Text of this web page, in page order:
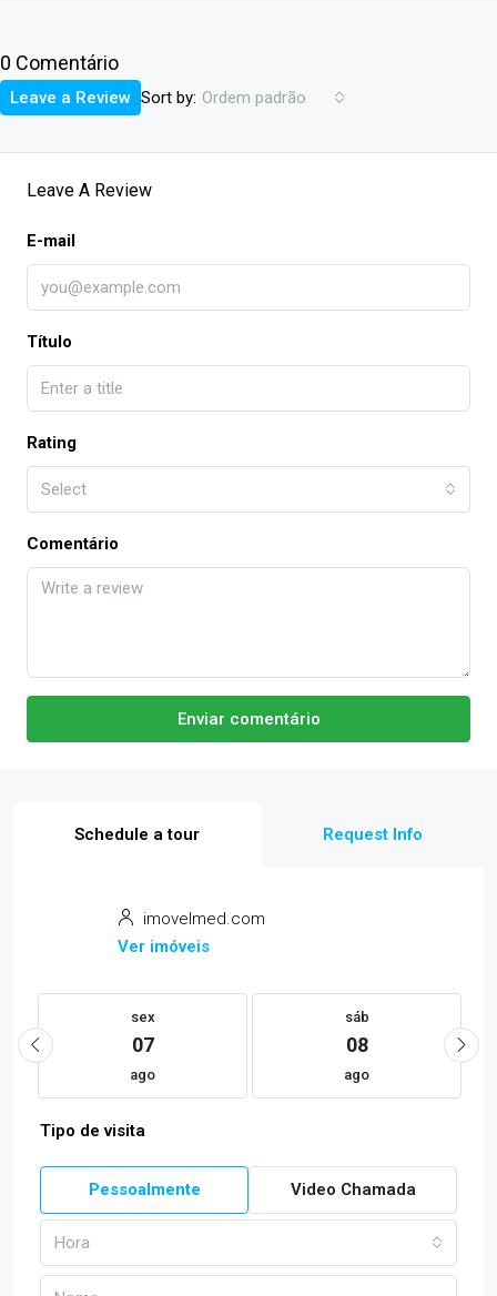
0 Comentário
Sort by: Ordem padrão
Leave a Review
Leave A Review
E-mail
Título
Rating
Select
Comentário
Enviar comentário
Schedule a tour Request Info
imovelmed.com
Ver imóveis
sex
07
ago
sáb
08
ago
Tipo de visita
Pessoalmente Video Chamada
Hora